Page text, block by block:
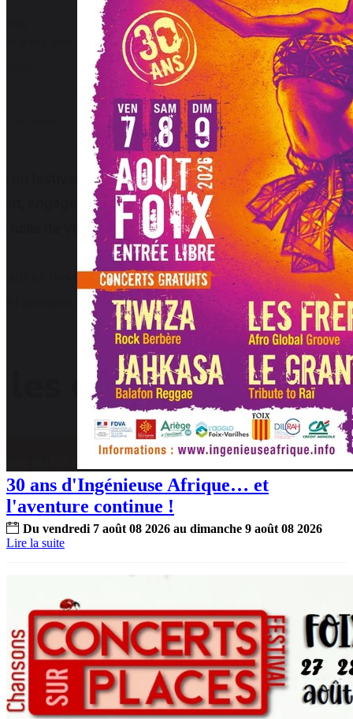
30 ans d'Ingénieuse Afrique… et
l'aventure continue !
Du vendredi 7 août 08 2026 au dimanche 9 août 08 2026
Lire la suite